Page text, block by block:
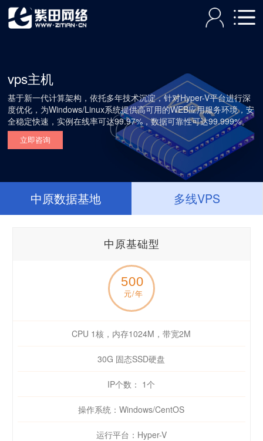
vps主机
基于新一代计算架构，依托多年技术沉淀，针对Hyper-V平台进行深
度优化，为Windows/Linux系统提供高可用的WEB应用服务环境，安
全稳定快速，实例在线率可达99.97%，数据可靠性可达99.999%。
立即咨询
中原数据基地 多线VPS
中原基础型
500
元/年
CPU 1核，内存1024M，带宽2M
30G 固态SSD硬盘
IP个数： 1个
操作系统：Windows/CentOS
运行平台：Hyper-V